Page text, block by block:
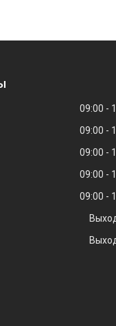
09:00
09:00
09:00
09:00
09:00